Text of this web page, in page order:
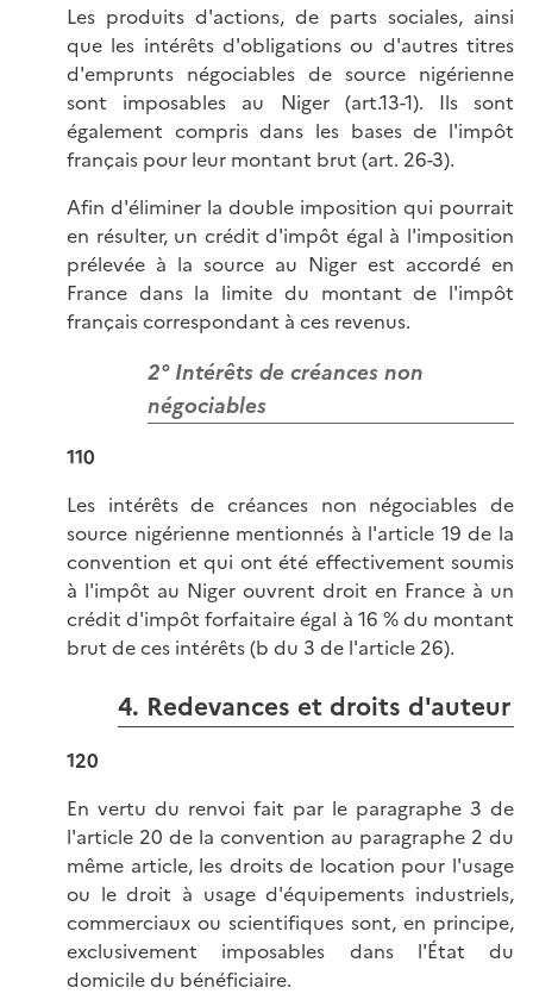
Les produits d'actions, de parts sociales, ainsi
que les intérêts d'obligations ou d'autres titres
d'emprunts négociables de source nigérienne
sont imposables au Niger (art.13-1). Ils sont
également compris dans les bases de l'impôt
français pour leur montant brut (art. 26-3).
Afin d'éliminer la double imposition qui pourrait
en résulter, un crédit d'impôt égal à l'imposition
prélevée à la source au Niger est accordé en
France dans la limite du montant de l'impôt
français correspondant à ces revenus.
2° Intérêts de créances non
négociables
110
Les intérêts de créances non négociables de
source nigérienne mentionnés à l'article 19 de la
convention et qui ont été effectivement soumis
à l'impôt au Niger ouvrent droit en France à un
crédit d'impôt forfaitaire égal à 16 % du montant
brut de ces intérêts (b du 3 de l'article 26).
4. Redevances et droits d'auteur
120
En vertu du renvoi fait par le paragraphe 3 de
l'article 20 de la convention au paragraphe 2 du
même article, les droits de location pour l'usage
ou le droit à usage d'équipements industriels,
commerciaux ou scientifiques sont, en principe,
exclusivement imposables dans l'État du
domicile du bénéficiaire.